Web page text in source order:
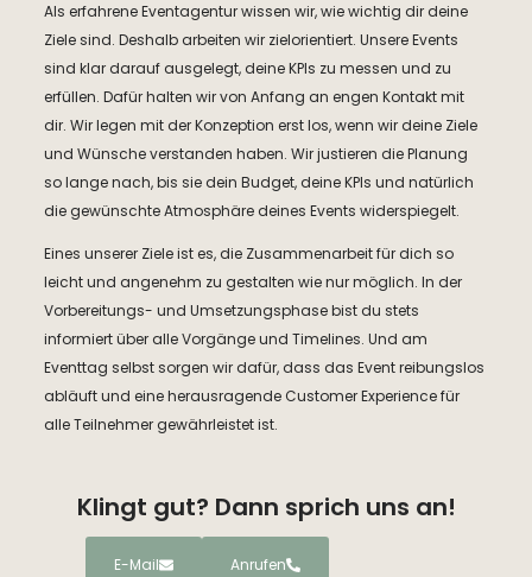
Als erfahrene Eventagentur wissen wir, wie wichtig dir deine
Ziele sind. Deshalb arbeiten wir zielorientiert. Unsere Events
sind klar darauf ausgelegt, deine KPIs zu messen und zu
erfüllen. Dafür halten wir von Anfang an engen Kontakt mit
dir. Wir legen mit der Konzeption erst los, wenn wir deine Ziele
und Wünsche verstanden haben. Wir justieren die Planung
so lange nach, bis sie dein Budget, deine KPIs und natürlich
die gewünschte Atmosphäre deines Events widerspiegelt.
Eines unserer Ziele ist es, die Zusammenarbeit für dich so
leicht und angenehm zu gestalten wie nur möglich. In der
Vorbereitungs- und Umsetzungsphase bist du stets
informiert über alle Vorgänge und Timelines. Und am
Eventtag selbst sorgen wir dafür, dass das Event reibungslos
abläuft und eine herausragende Customer Experience für
alle Teilnehmer gewährleistet ist.
Klingt gut? Dann sprich uns an!
E-Mail Anrufen